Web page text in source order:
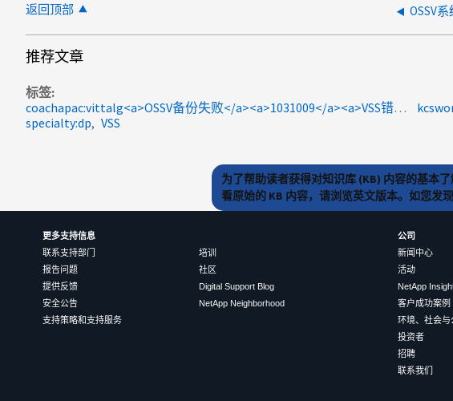
返回顶部
推荐文章
标签
coachapac:vittalg<a>OSSV备份失败</a><a>1031009</a><a>VSS错误代码</a><a>0x80070583</a><a>未知VSS错误代码</a><a>0x80042302</a><a>卷影复制服务</a>
specialty:dp
VSS
为了帮助读者获得对知识库 (KB) 内容的基本
看原始的 KB 内容，请浏览英文版本。如您发
更多支持信息
联系支持部门
报告问题
提供反馈
安全公告
支持策略和支持服务
培训
社区
Digital Support Blog
NetApp Neighborhood
公司
新闻中心
活动
NetApp
客户成功案例
环境、社会与
投资者
招聘
联系我们